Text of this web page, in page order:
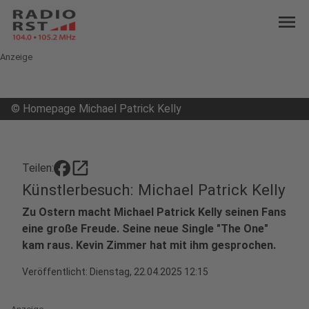
menu
Anzeige
© Homepage Michael Patrick Kelly
Teilen: open_in_new
Künstlerbesuch: Michael Patrick Kelly
Zu Ostern macht Michael Patrick Kelly seinen Fans
eine große Freude. Seine neue Single "The One"
kam raus. Kevin Zimmer hat mit ihm gesprochen.
Veröffentlicht: Dienstag, 22.04.2025 12:15